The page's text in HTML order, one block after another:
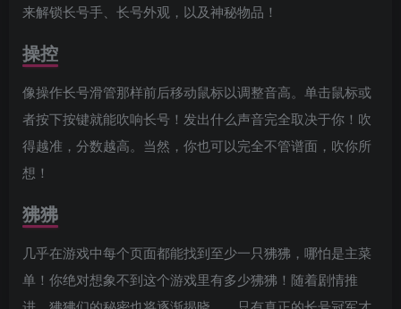
来解锁长号手、长号外观，以及神秘物品！
操控
像操作长号滑管那样前后移动鼠标以调整音高。单击鼠标或
者按下按键就能吹响长号！发出什么声音完全取决于你！吹
得越准，分数越高。当然，你也可以完全不管谱面，吹你所
想！
狒狒
几乎在游戏中每个页面都能找到至少一只狒狒，哪怕是主菜
单！你绝对想象不到这个游戏里有多少狒狒！随着剧情推